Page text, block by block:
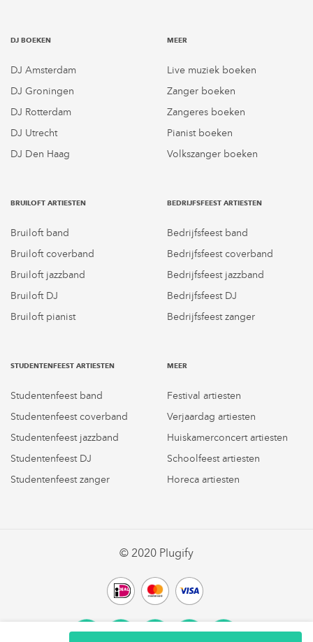
DJ BOEKEN
DJ Amsterdam
DJ Groningen
DJ Rotterdam
DJ Utrecht
DJ Den Haag
MEER
Live muziek boeken
Zanger boeken
Zangeres boeken
Pianist boeken
Volkszanger boeken
BRUILOFT ARTIESTEN
Bruiloft band
Bruiloft coverband
Bruiloft jazzband
Bruiloft DJ
Bruiloft pianist
BEDRIJFSFEEST ARTIESTEN
Bedrijfsfeest band
Bedrijfsfeest coverband
Bedrijfsfeest jazzband
Bedrijfsfeest DJ
Bedrijfsfeest zanger
STUDENTENFEEST ARTIESTEN
Studentenfeest band
Studentenfeest coverband
Studentenfeest jazzband
Studentenfeest DJ
Studentenfeest zanger
MEER
Festival artiesten
Verjaardag artiesten
Huiskamerconcert artiesten
Schoolfeest artiesten
Horeca artiesten
© 2020 Plugify
Facebook
LinkedIn
TwitterVimeoInstagram